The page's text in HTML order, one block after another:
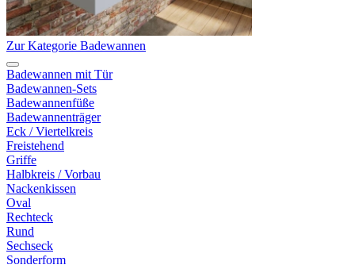
Zur Kategorie Badewannen
Badewannen mit Tür
Badewannen-Sets
Badewannenfüße
Badewannenträger
Eck / Viertelkreis
Freistehend
Griffe
Halbkreis / Vorbau
Nackenkissen
Oval
Rechteck
Rund
Sechseck
Sonderform